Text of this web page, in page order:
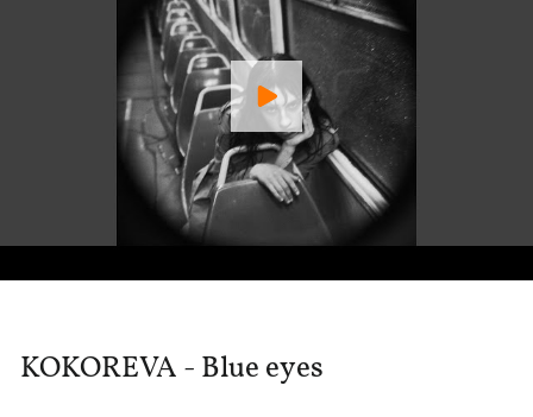
KOKOREVA - Blue eyes